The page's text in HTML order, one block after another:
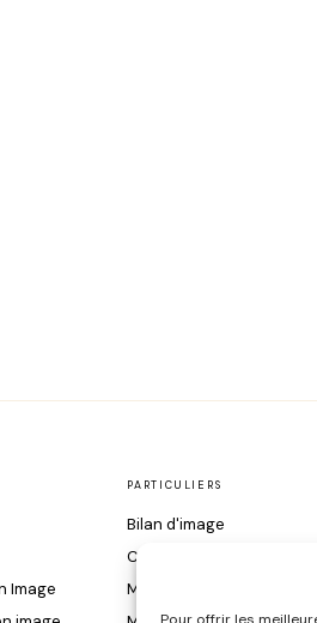
Image
PARTICULIERS
Bilan d'image
Colorimétrie
Morphologie & Style